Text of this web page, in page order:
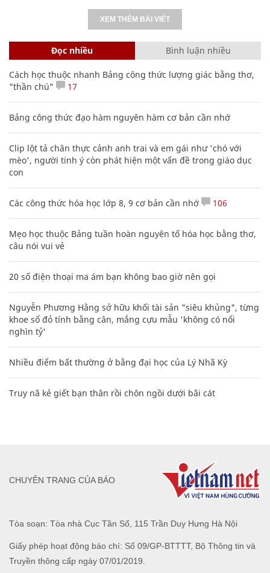
XEM THÊM BÀI VIẾT
Đọc nhiều Bình luận nhiều
Cách học thuộc nhanh Bảng công thức lượng giác bằng thơ,
"thần chú"
17
Bảng công thức đạo hàm nguyên hàm cơ bản cần nhớ
Clip lột tả chân thực cảnh anh trai và em gái như 'chó với
mèo', người tinh ý còn phát hiện một vấn đề trong giáo dục
con
Các công thức hóa học lớp 8, 9 cơ bản cần nhớ 106
Mẹo học thuộc Bảng tuần hoàn nguyên tố hóa học bằng thơ,
câu nói vui vẻ
20 số điện thoại ma ám bạn không bao giờ nên gọi
Nguyễn Phương Hằng sở hữu khối tài sản "siêu khủng", từng
khoe sổ đỏ tính bằng cân, mắng cựu mẫu 'không có nổi
nghìn tỷ'
Nhiều điểm bất thường ở bằng đại học của Lý Nhã Kỳ
Truy nã kẻ giết bạn thân rồi chôn ngồi dưới bãi cát
Tòa soạn: Tòa nhà Cục Tần Số, 115 Trần Duy Hưng Hà Nội
Giấy phép hoạt động báo chí: Số 09/GP-BTTTT, Bộ Thông tin và
Truyền thông cấp ngày 07/01/2019.
CHUYÊN TRANG CỦA BÁO